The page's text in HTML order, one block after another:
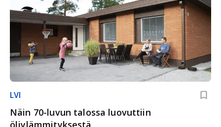
LVI
Näin 70-luvun talossa luovuttiin